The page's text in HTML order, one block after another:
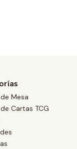
Mesa
Cartas TCG